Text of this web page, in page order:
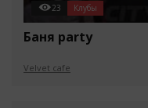
23 Клубы
Баня party
Velvet cafe